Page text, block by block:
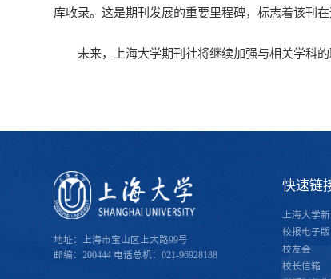
库收录。这是期刊发展的重要里程碑，标志着该刊
未来，上海大学期刊社将继续加强与相关学科
地址：上海市宝山区上大路99号
邮编：200444 电话总机：021-96928188
快速链
上海大学新
校报电子版
校友会
校长信箱